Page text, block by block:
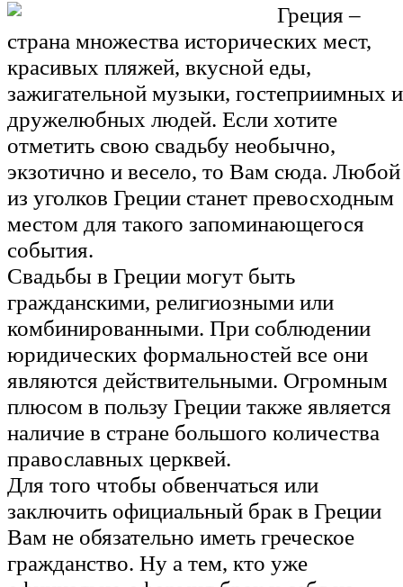
Греция –
страна множества исторических мест,
красивых пляжей, вкусной еды,
зажигательной музыки, гостеприимных и
дружелюбных людей. Если хотите
отметить свою свадьбу необычно,
экзотично и весело, то Вам сюда. Любой
из уголков Греции станет превосходным
местом для такого запоминающегося
события.
Свадьбы в Греции могут быть
гражданскими, религиозными или
комбинированными. При соблюдении
юридических формальностей все они
являются действительными. Огромным
плюсом в пользу Греции также является
наличие в стране большого количества
православных церквей.
Для того чтобы обвенчаться или
заключить официальный брак в Греции
Вам не обязательно иметь греческое
гражданство. Ну а тем, кто уже